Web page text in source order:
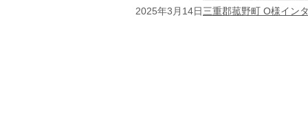
2025年3月14日三重郡菰野町 O様イン